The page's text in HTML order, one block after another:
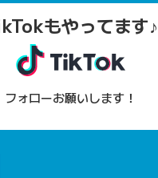
もやってます♪
フォローお願いします！